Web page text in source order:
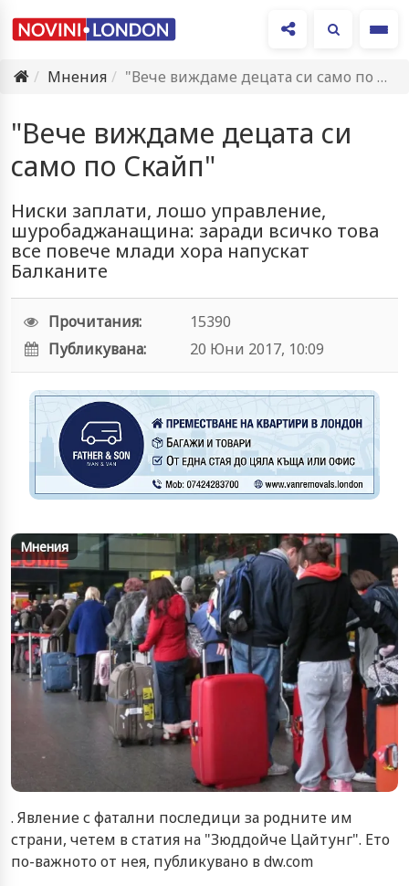
Мнения
"Вече виждаме децата си само по Скайп"
"Вече виждаме децата си
само по Скайп"
Ниски заплати, лошо управление,
шуробаджанащина: заради всичко това
все повече млади хора напускат
Балканите
Прочитания:
15390
Публикувана:
20 Юни 2017, 10:09
Мнения
. Явление с фатални последици за родните им
страни, четем в статия на "Зюддойче Цайтунг". Ето
по-важното от нея, публикувано в dw.com